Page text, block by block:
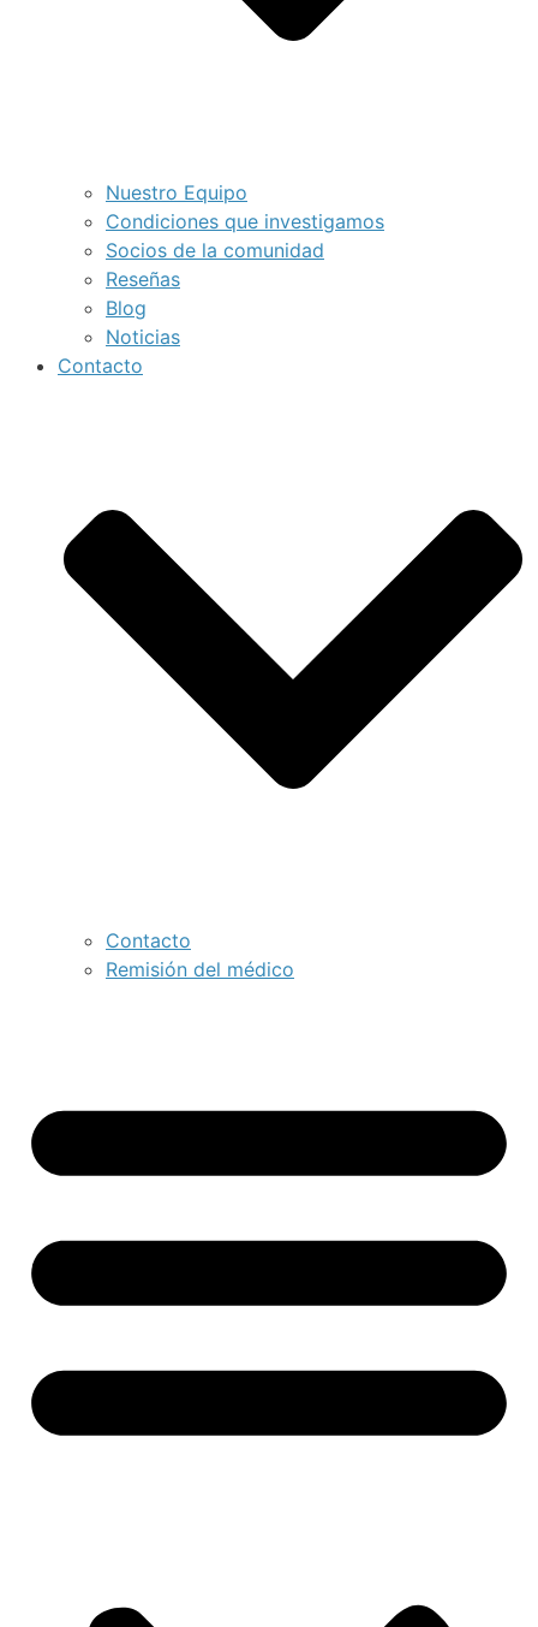
Nuestro Equipo
Condiciones que investigamos
Socios de la comunidad
Reseñas
Blog
Noticias
Contacto
Contacto
Remisión del médico